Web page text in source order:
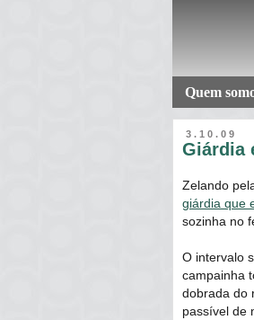
Quem
3.10.09
Giárdia
Zelando
giárdia que
sozinha no
O intervalo
campainha
dobrada do
passível de